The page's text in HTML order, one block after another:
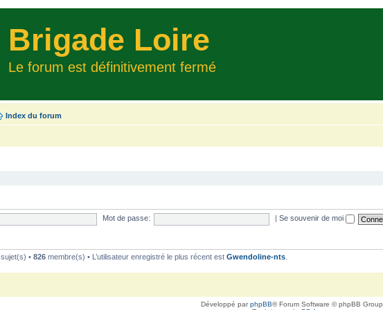
Brigade Loire
Le forum est définitivement fermé
Index du forum
Mot de passe: Se souvenir de moi
sujet(s) •826 membre(s) • L’utilisateur enregistré le plus récent estGwendoline-nts
Développé parphpBB® Forum Software © phpBB Group